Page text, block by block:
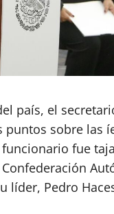
país, el
puntos sobre las
funcionario fue
líder, Pedro